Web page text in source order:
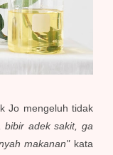
Jo mengeluh tidak
bibir adek sakit, ga
makanan" kata